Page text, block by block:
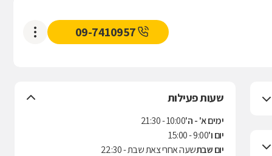
09-7410957
שעות פעילות
ימים א' - ה'10:00 - 21:30
יום ו'9:00 - 15:00
יום שבתשעה אחרי צאת שבת - 22:30